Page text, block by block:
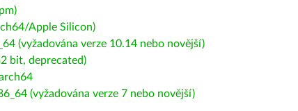
Apple Silicon)
(vyžadována verze 10.14 nebo novější)
bit, deprecated)
(vyžadována verze 7 nebo novější)